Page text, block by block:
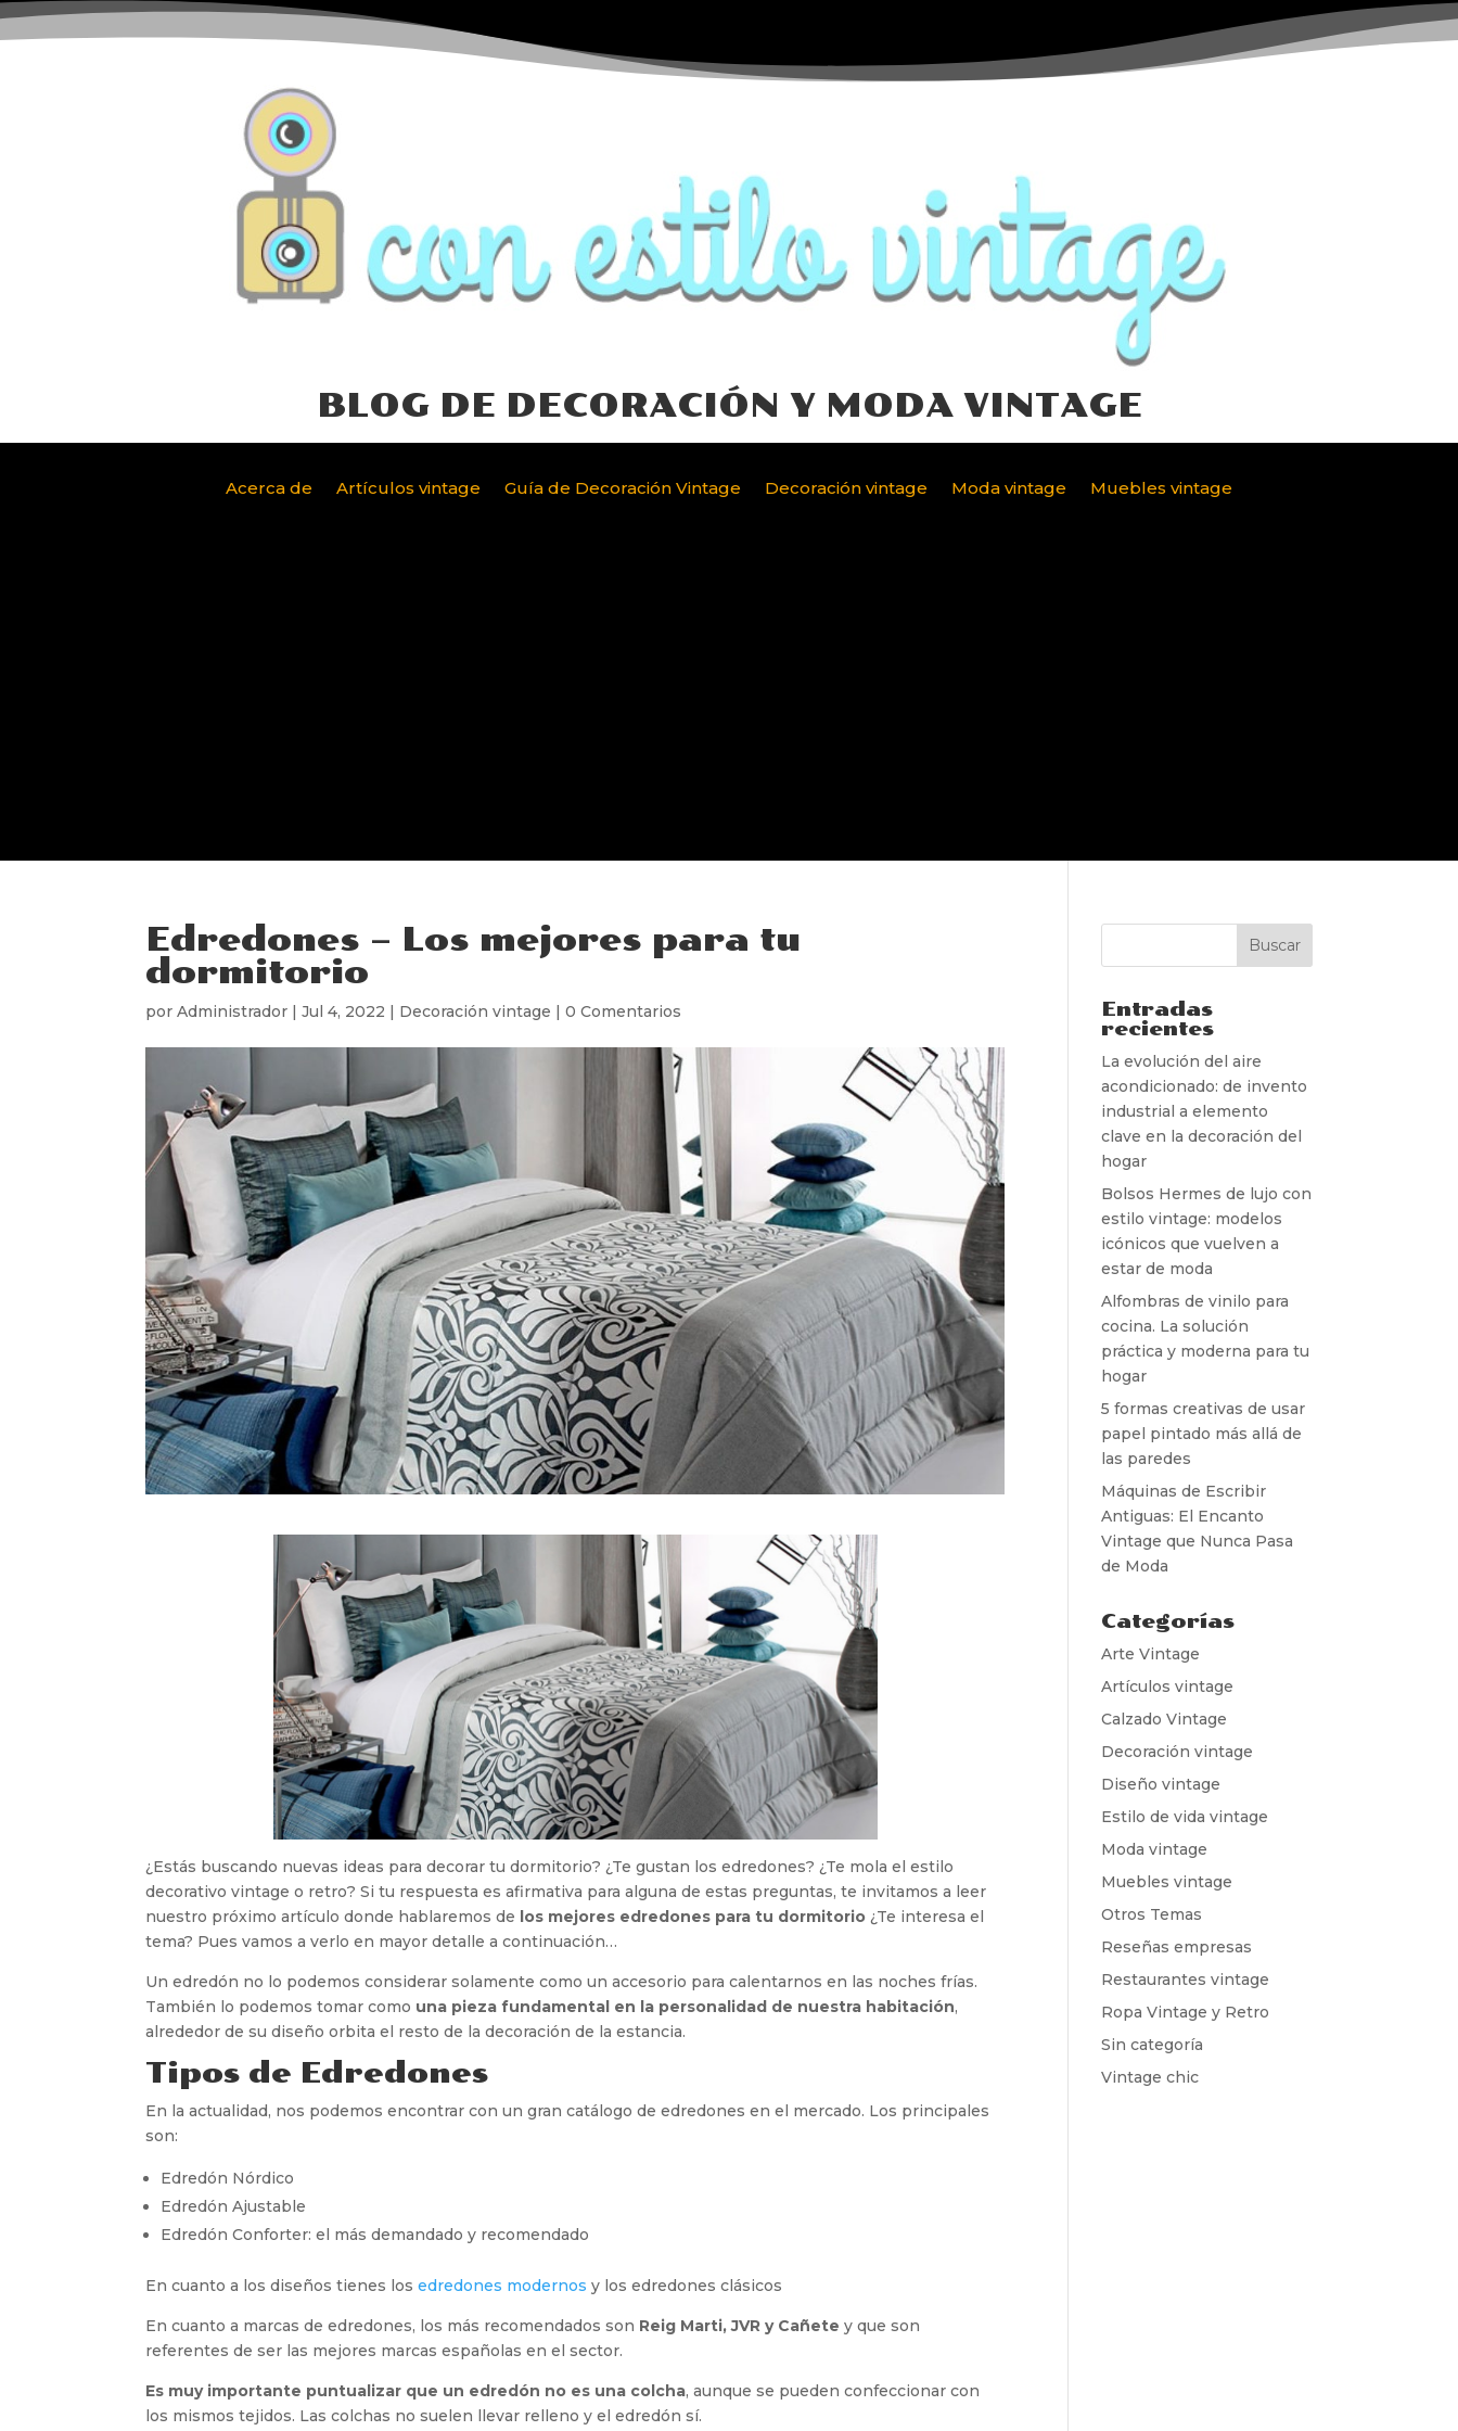
BLOG DE DECORACIÓN Y MODA VINTAGE
Acerca de Artículos vintage Guía de Decoración Vintage Decoración vintage Moda vintage Muebles vintage
Edredones – Los mejores para tu
dormitorio
porAdministrador |Jul 4, 2022 | Decoración vintage |0 Comentarios
¿Estás buscando nuevas ideas para decorar tu dormitorio? ¿Te gustan los edredones? ¿Te mola el estilo
decorativo vintage o retro? Si tu respuesta es afirmativa para alguna de estas preguntas, te invitamos a leer
nuestro próximo artículo donde hablaremos de los mejores edredones para tu dormitorio ¿Te interesa el
tema? Pues vamos a verlo en mayor detalle a continuación…
Un edredón no lo podemos considerar solamente como un accesorio para calentarnos en las noches frías.
También lo podemos tomar como una pieza fundamental en la personalidad de nuestra habitación,
alrededor de su diseño orbita el resto de la decoración de la estancia.
Tipos de Edredones
En la actualidad, nos podemos encontrar con un gran catálogo de edredones en el mercado. Los principales
son:
Edredón Nórdico
Edredón Ajustable
Edredón Conforter: el más demandado y recomendado
En cuanto a los diseños tienes losedredones modernos y los edredones clásicos
En cuanto a marcas de edredones, los más recomendados son Reig Marti, JVR y Cañetey que son
referentes de ser las mejores marcas españolas en el sector.
Es muy importante puntualizar que un edredón no es una colcha, aunque se pueden confeccionar con
los mismos tejidos. Las colchas no suelen llevar relleno y el edredón sí.
Entradas
recientes
La evolución del aire
acondicionado: de invento
industrial a elemento
clave en la decoración del
hogar
Bolsos Hermes de lujo con
estilo vintage: modelos
icónicos que vuelven a
estar de moda
Alfombras de vinilo para
cocina. La solución
práctica y moderna para tu
hogar
5 formas creativas de usar
papel pintado más allá de
las paredes
Máquinas de Escribir
Antiguas: El Encanto
Vintage que Nunca Pasa
de Moda
Categorías
Arte Vintage
Artículos vintage
Calzado Vintage
Decoración vintage
Diseño vintage
Estilo de vida vintage
Moda vintage
Muebles vintage
Otros Temas
Reseñas empresas
Restaurantes vintage
Ropa Vintage y Retro
Sin categoría
Vintage chic